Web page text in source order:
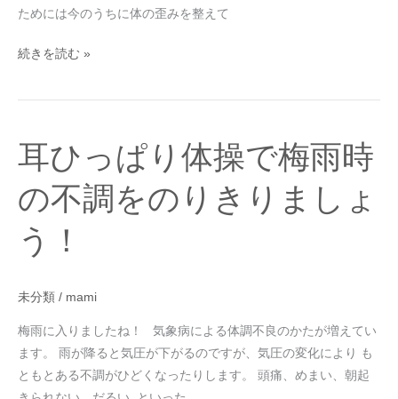
ためには今のうちに体の歪みを整えて
ょ
続きを読む »
耳ひっぱり体操で梅雨時
の不調をのりきりましょ
う！
未分類 / mami
梅雨に入りましたね！ 気象病による体調不良のかたが増えてい
ます。 雨が降ると気圧が下がるのですが、気圧の変化により も
ともとある不調がひどくなったりします。 頭痛、めまい、朝起
ひ
ぱ
体
で
雨
時
の